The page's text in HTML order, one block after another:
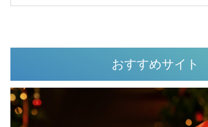
おすすめサイト